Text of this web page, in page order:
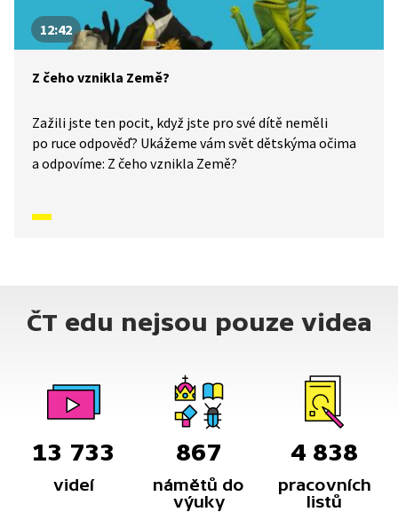
12:42
Z čeho vznikla Země?
Zažili jste ten pocit, když jste pro své dítě neměli
po ruce odpověď? Ukážeme vám svět dětskýma očima
a odpovíme: Z čeho vznikla Země?
ČT edu nejsou pouze videa
13 733
videí
867
námětů do
výuky
4 838
pracovních
listů